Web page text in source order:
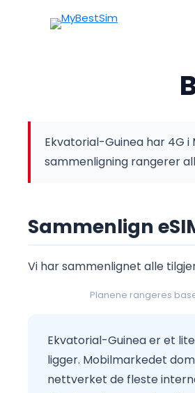
Ekvatorial-Guinea har 4G
sammenligning rangerer
Sammenlign
Vi har sammenlignet alle
Planene rangeres
Ekvatorial-Guinea er et
ligger. Mobilmarkedet
nettverket de fleste